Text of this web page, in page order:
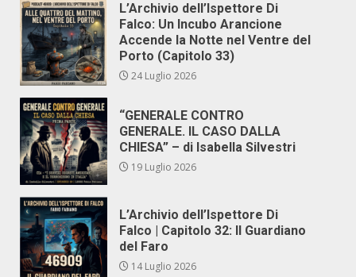
L’Archivio dell’Ispettore Di
Falco: Un Incubo Arancione
Accende la Notte nel Ventre del
Porto (Capitolo 33)
24 Luglio 2026
“GENERALE CONTRO
GENERALE. IL CASO DALLA
CHIESA” – di Isabella Silvestri
19 Luglio 2026
L’Archivio dell’Ispettore Di
Falco | Capitolo 32: Il Guardiano
del Faro
14 Luglio 2026